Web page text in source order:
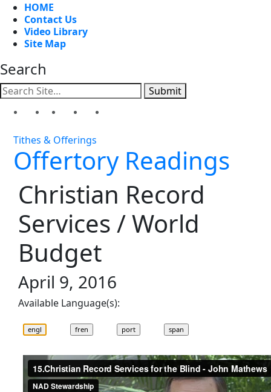
HOME
Contact Us
Video Library
Site Map
Search
Submit
Tithes & Offerings
Offertory Readings
Christian Record
Services / World
Budget
April 9, 2016
Available Language(s):